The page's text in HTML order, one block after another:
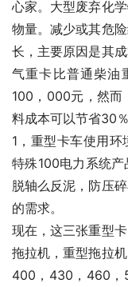
心家。大型废弃化
物量。减少或其危
长，主要原因是其
气重卡比普通柴油
100，000元，然而
料成本可以节省30
1，重型卡车使用环
特殊100电力系统
脱轴么反泥，防压
的需求。
现在，这三张重型
拖拉机，重型拖拉
400，430，460，